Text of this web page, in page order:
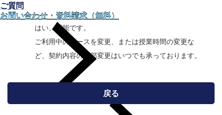
ご質問
お問い合わせ・資料請求（無料）
はい、可能です。
ご利用中のコースを変更、または授業時間の変更な
ど、契約内容の一部変更はいつでも承っております。
戻る